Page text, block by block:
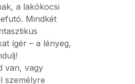
a lakókocsi
Mindkét
ígér – a lényeg,
van, vagy
személyre